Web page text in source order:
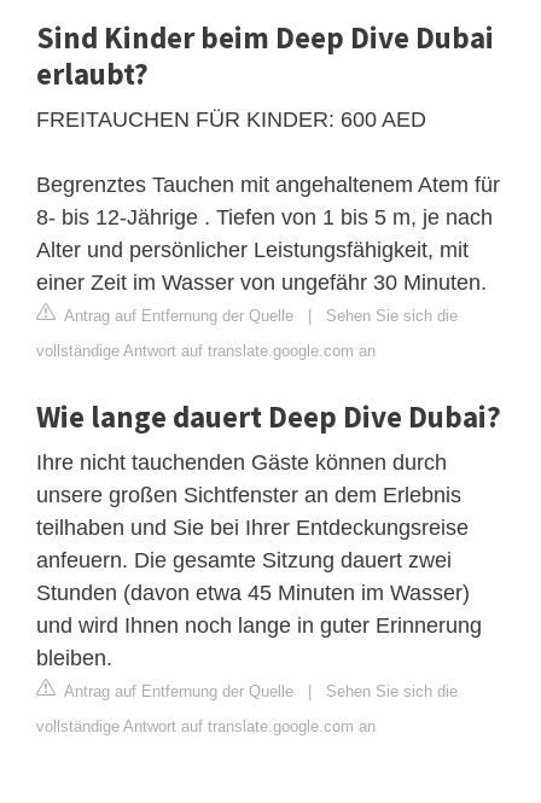
Sind Kinder beim Deep Dive Dubai
erlaubt?
FREITAUCHEN FÜR KINDER: 600 AED
Begrenztes Tauchen mit angehaltenem Atem für
8- bis 12-Jährige . Tiefen von 1 bis 5 m, je nach
Alter und persönlicher Leistungsfähigkeit, mit
einer Zeit im Wasser von ungefähr 30 Minuten.
Antrag auf Entfernung der Quelle | Sehen Sie sich die
vollständige Antwort auf translate.google.com an
Wie lange dauert Deep Dive Dubai?
Ihre nicht tauchenden Gäste können durch
unsere großen Sichtfenster an dem Erlebnis
teilhaben und Sie bei Ihrer Entdeckungsreise
anfeuern. Die gesamte Sitzung dauert zwei
Stunden (davon etwa 45 Minuten im Wasser)
und wird Ihnen noch lange in guter Erinnerung
bleiben.
Antrag auf Entfernung der Quelle | Sehen Sie sich die
vollständige Antwort auf translate.google.com an